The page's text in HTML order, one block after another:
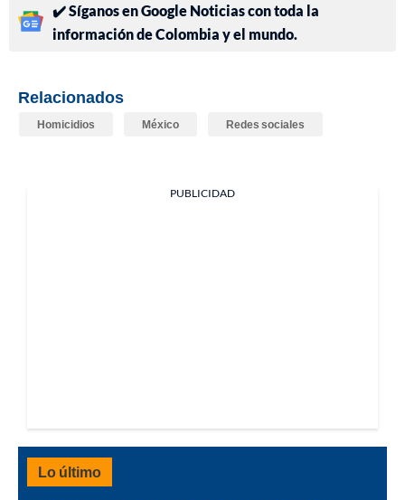
✔️ Síganos en Google Noticias con toda la
información de Colombia y el mundo.
Relacionados
Homicidios México Redes sociales
PUBLICIDAD
Lo último